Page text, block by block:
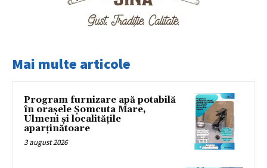
Mai multe articole
Program furnizare apă potabilă
în orașele Șomcuta Mare,
Ulmeni și localitățile
aparținătoare
3 august 2026